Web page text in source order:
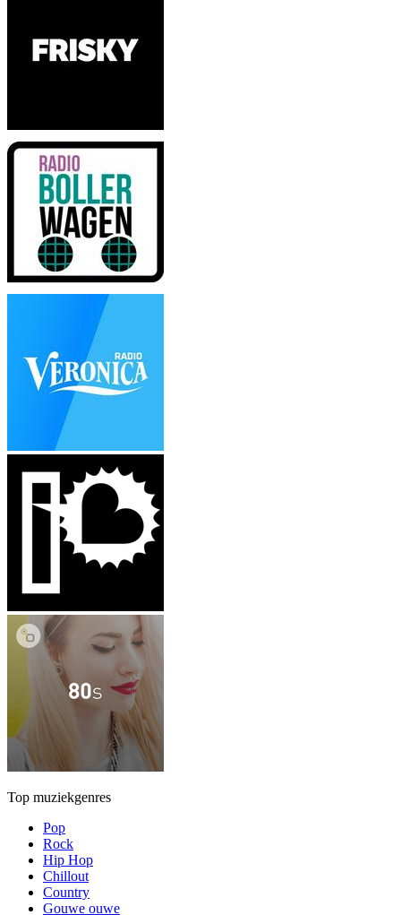
Top muziekgenres
Pop
Rock
Hip Hop
Chillout
Country
Gouwe ouwe